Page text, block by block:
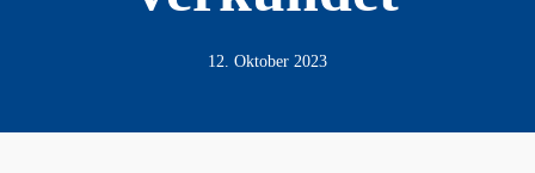
12. Oktober 2023